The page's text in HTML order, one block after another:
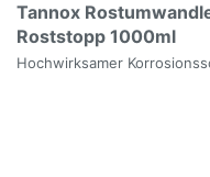
Tannox
Roststopp 1000ml
Hochwirksamer